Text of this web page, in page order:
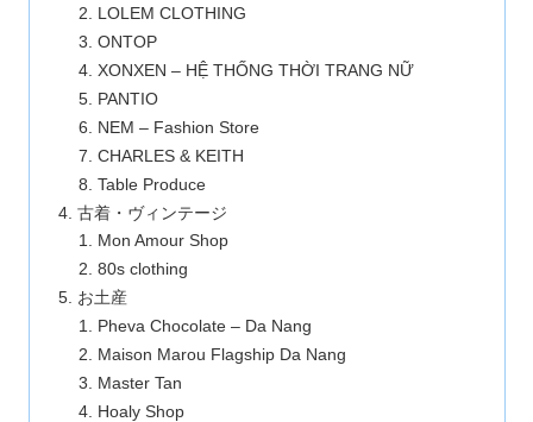
LOLEM CLOTHING
ONTOP
XONXEN – HỆ THỐNG THỜI TRANG NỮ
PANTIO
NEM – Fashion Store
CHARLES & KEITH
Table Produce
古着・ヴィンテージ
Mon Amour Shop
80s clothing
お土産
Pheva Chocolate – Da Nang
Maison Marou Flagship Da Nang
Master Tan
Hoaly Shop